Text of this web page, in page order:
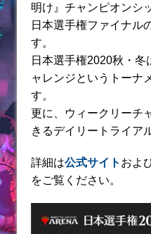
明け』チャンピオンシ
日本選手権ファイナル
す。
日本選手権2020秋・
ャレンジというトーナ
す。
更に、ウィークリーチ
きるデイリートライア
詳細は公式サイト およ
をご覧ください。